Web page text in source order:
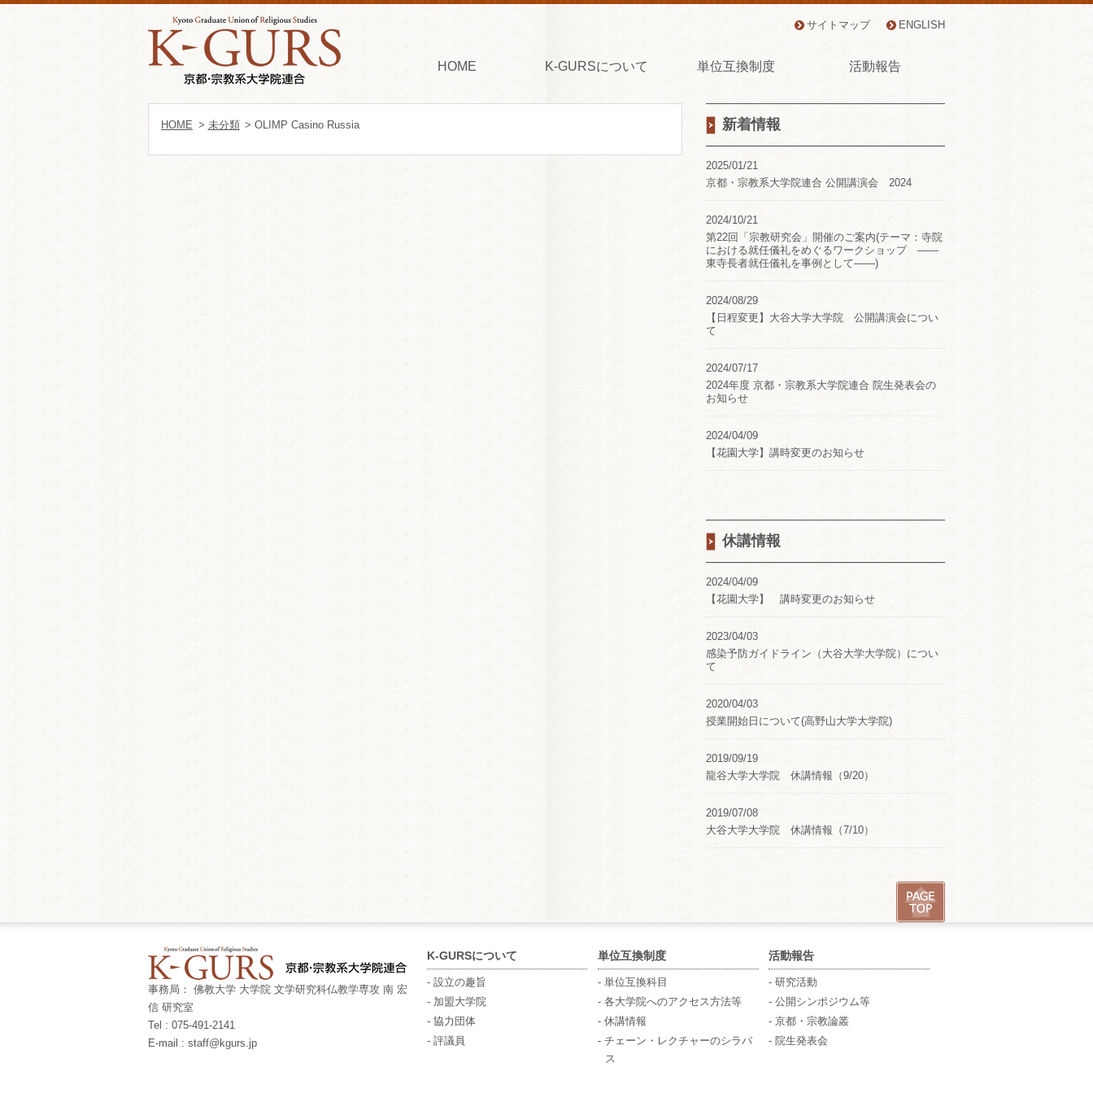
サイトマップ ENGLISH
HOME K-GURSについて 単位互換制度 活動報告
新着情報
2025/01/21
京都・宗教系大学院連合 公開講演会 2024
2024/10/21
第22回「宗教研究会」開催のご案内(テーマ：寺院
における就任儀礼をめぐるワークショップ ――
東寺長者就任儀礼を事例として――)
2024/08/29
【日程変更】大谷大学大学院 公開講演会につい
て
2024/07/17
2024年度 京都・宗教系大学院連合 院生発表会の
お知らせ
2024/04/09
【花園大学】講時変更のお知らせ
休講情報
2024/04/09
【花園大学】 講時変更のお知らせ
2023/04/03
感染予防ガイドライン（大谷大学大学院）につい
て
2020/04/03
授業開始日について(高野山大学大学院)
2019/09/19
龍谷大学大学院 休講情報（9/20）
2019/07/08
大谷大学大学院 休講情報（7/10）
HOME > 未分類 > OLIMP Casino Russia
事務局： 佛教大学 大学院 文学研究科仏教学専攻 南 宏
信 研究室
Tel : 075-491-2141
E-mail : staff@kgurs.jp
K-GURSについて
- 設立の趣旨
- 加盟大学院
- 協力団体
- 評議員
単位互換制度
- 単位互換科目
- 各大学院へのアクセス方法等
- 休講情報
- チェーン・レクチャーのシラバ
ス
活動報告
- 研究活動
- 公開シンポジウム等
- 京都・宗教論叢
- 院生発表会